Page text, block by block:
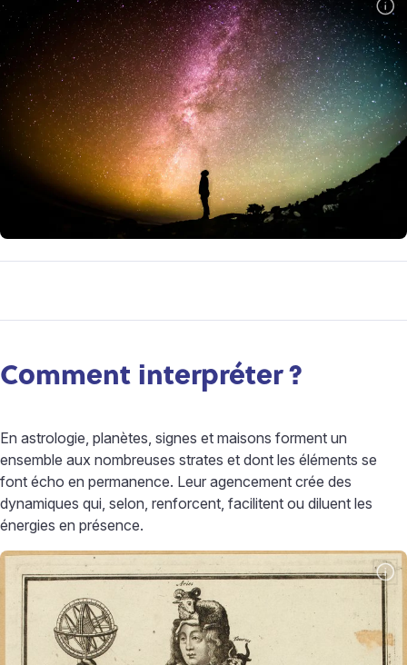
Comment interpréter?
En astrologie, planètes, signes et maisons forment un
ensemble aux nombreuses strates et dont les éléments se
font écho en permanence. Leur agencement crée des
dynamiques qui, selon, renforcent, facilitent ou diluent les
énergies en présence.